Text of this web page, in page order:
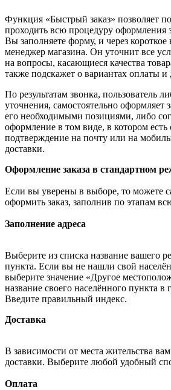
Функция «Быстрый заказ» позволяет
проходить всю процедуру оформления
Вы заполняете форму, и через
менеджер магазина. Он уточнит все
на вопросы, касающиеся качества
также подскажет о вариантах оплаты и
По результатам звонка, пользователь
уточнения, самостоятельно оформляет
его необходимыми позициями, либо
оформление в том виде, в котором есть
подтверждение на почту или на
доставки.
Оформление заказа в стандартном
Если вы уверены в выборе, то можете
оформить заказ, заполнив по этапам
Заполнение адреса
Выберите из списка название вашего
пункта. Если вы не нашли свой
выберите значение «Другое
название своего населённого пункта в
Введите правильный индекс.
Доставка
В зависимости от места жительства
доставки. Выберите любой удобный
Оплата